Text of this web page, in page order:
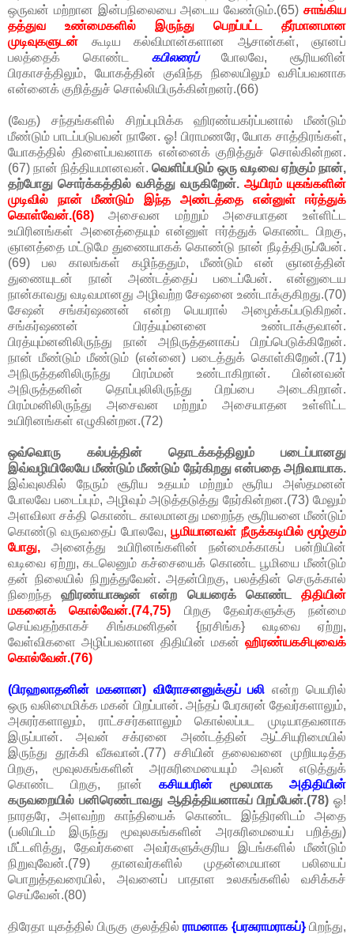
ஒருவன் மற்றான இன்பநிலையை அடைய வேண்டும்.(65) சாங்கிய
தத்துவ உண்மைகளில் இருந்து பெறப்பட்ட தீர்மானமான
முடிவுகளுடன் கூடிய கல்விமான்களான ஆசான்கள், ஞானப்
பலத்தைக் கொண்ட கபிலரைப்போலவே, சூரியனின்
பிரகாசத்திலும், யோகத்தின் குவிந்த நிலையிலும் வசிப்பவனாக
என்னைக் குறித்துச் சொல்லியிருக்கின்றனர்.(66)
(வேத) சந்தங்களில் சிறப்புமிக்க ஹிரண்யகர்ப்பனால் மீண்டும்
மீண்டும் பாடப்படுபவன் நானே. ஓ! பிராமணரே, யோக சாத்திரங்கள்,
யோகத்தில் திளைப்பவனாக என்னைக் குறித்துச் சொல்கின்றன.
(67) நான் நித்தியமானவன்.வெளிப்படும் ஒரு வடிவை ஏற்கும் நான்,
தற்போது சொர்க்கத்தில் வசித்து வருகிறேன். ஆயிரம் யுகங்களின்
முடிவில் நான் மீண்டும் இந்த அண்டத்தை என்னுள் ஈர்த்துக்
கொள்வேன்.(68) அசைவன மற்றும் அசையாதன உள்ளிட்ட
உயிரினங்கள் அனைத்தையும் என்னுள் ஈர்த்துக் கொண்ட பிறகு,
ஞானத்தை மட்டுமே துணையாகக் கொண்டு நான் நீடித்திருப்பேன்.
(69) பல காலங்கள் கழிந்ததும், மீண்டும் என் ஞானத்தின்
துணையுடன் நான் அண்டத்தைப் படைப்பேன். என்னுடைய
நான்காவது வடிவமானது அழிவற்ற சேஷனை உண்டாக்குகிறது.(70)
சேஷன் சங்கர்ஷணன் என்ற பெயரால் அழைக்கப்படுகிறன்.
சங்கர்ஷணன் பிரத்யும்னனை உண்டாக்குவான்.
பிரத்யும்னனிலிருந்து நான் அநிருத்தனாகப் பிறப்பெடுக்கிறேன்.
நான் மீண்டும் மீண்டும் (என்னை) படைத்துக் கொள்கிறேன்.(71)
அநிருத்தனிலிருந்து பிரம்மன் உண்டாகிறான். பின்னவன்
அநிருத்தனின் தொப்புலிலிருந்து பிறப்பை அடைகிறான்.
பிரம்மனிலிருந்து அசைவன மற்றும் அசையாதன உள்ளிட்ட
உயிரினங்கள் எழுகின்றன.(72)
ஒவ்வொரு கல்பத்தின் தொடக்கத்திலும் படைப்பானது
இவ்வழியிலேயே மீண்டும் மீண்டும் நேர்கிறது என்பதை அறிவாயாக.
இவ்வுலகில் நேரும் சூரிய உதயம் மற்றும் சூரிய அஸ்தமனன்
போலவே படைப்பும், அழிவும் அடுத்தடுத்து நேர்கின்றன.(73) மேலும்
அளவிலா சக்தி கொண்ட காலமானது மறைந்த சூரியனை மீண்டும்
கொண்டு வருவதைப் போலவே,பூமியானவள் நீருக்கடியில் மூழ்கும்
போது, அனைத்து உயிரினங்களின் நன்மைக்காகப் பன்றியின்
வடிவை ஏற்று, கடலெனும் கச்சையைக் கொண்ட பூமியை மீண்டும்
தன் நிலையில் நிறுத்துவேன். அதன்பிறகு, பலத்தின் செருக்கால்
நிறைந்தஹிரண்யாக்ஷன் என்ற பெயரைக் கொண்டதிதியின்
மகனைக் கொல்வேன்.(74,75) பிறகு தேவர்களுக்கு நன்மை
செய்வதற்காகச் சிங்கமனிதன் {நரசிங்க} வடிவை ஏற்று,
வேள்விகளை அழிப்பவனான திதியின் மகன் ஹிரண்யகசிபுவைக்
கொல்வேன்.(76)
(பிரஹலாதனின் மகனான) விரோசனனுக்குப் பலி என்ற பெயரில்
ஒரு வலிமைமிக்க மகன் பிறப்பான். அந்தப் பேரசுரன் தேவர்களாலும்,
அசுரர்களாலும், ராட்சசர்களாலும் கொல்லப்பட முடியாதவனாக
இருப்பான். அவன் சக்ரனை அண்டத்தின் ஆட்சியுரிமையில்
இருந்து தூக்கி வீசுவான்.(77) சசியின் தலைவனை முறியடித்த
பிறகு, மூவுலகங்களின் அரசுரிமையையும் அவன் எடுத்துக்
கொண்ட பிறகு, நான்கசியபரின் மூலமாகஅதிதியின்
கருவறையில் பனிரெண்டாவது ஆதித்தியனாகப் பிறப்பேன்.(78) ஓ!
நாரதரே, அளவற்ற காந்தியைக் கொண்ட இந்திரனிடம் அதை
(பலியிடம் இருந்து மூவுலகங்களின் அரசுரிமையைப் பறித்து)
மீட்டளித்து, தேவர்களை அவர்களுக்குரிய இடங்களில் மீண்டும்
நிறுவுவேன்.(79) தானவர்களில் முதன்மையான பலியைப்
பொறுத்தவரையில், அவனைப் பாதாள உலகங்களில் வசிக்கச்
செய்வேன்.(80)
திரேதா யுகத்தில் பிருகு குலத்தில் ராமனாக {பரசுராமராகப்}பிறந்து,